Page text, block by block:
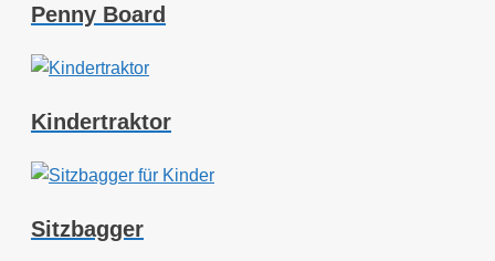
Penny Board
Kindertraktor
Sitzbagger